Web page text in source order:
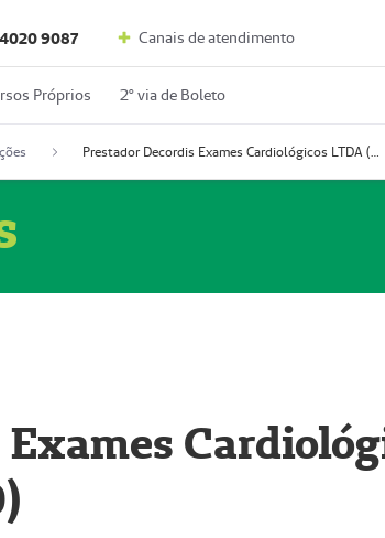
4020 9087 Canais de atendimento
Próprios 2º via de Boleto
Prestador Decordis Exames Cardiológicos LTDA (51004346-0)